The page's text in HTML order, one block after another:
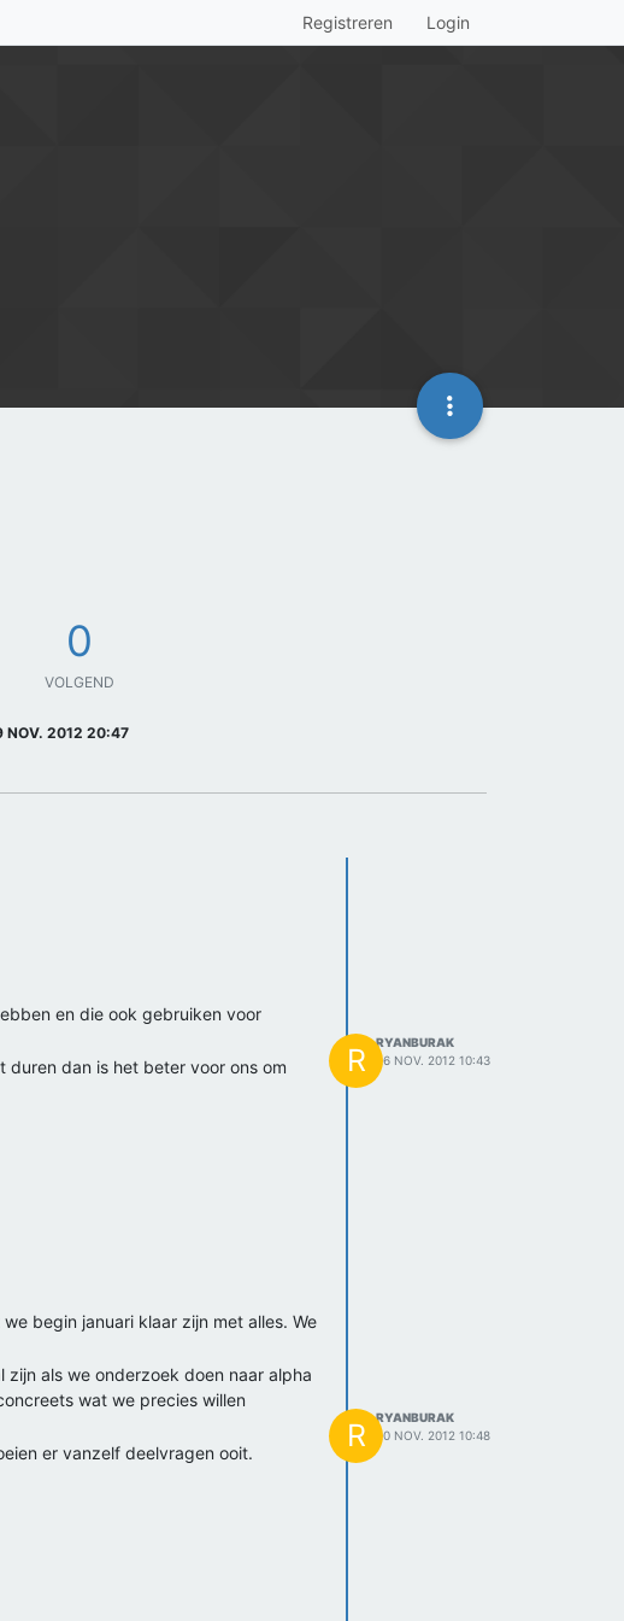
Registreren Login
0
VOLGEND
NOV. 2012 20:47
en die ook gebruiken voor
dan is het beter voor ons om
R
RYANBURAK
26 NOV. 2012 10:43
begin januari klaar zijn met alles. We
als we onderzoek doen naar alpha
wat we precies willen
er vanzelf deelvragen ooit.
R
RYANBURAK
20 NOV. 2012 10:48